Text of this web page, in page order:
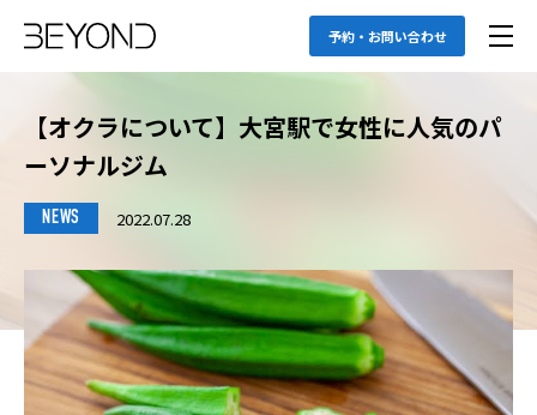
予約・お問い合わせ
【オクラについて】大宮駅で女性に人気のパ
ーソナルジム
NEWS 2022.07.28